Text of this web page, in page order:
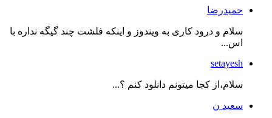
حمیدرضا
سلام و درود کاری به ویندوز و اینکه فلشت چند گیگه نداره با
اس...
setayesh
سلام،از کجا میتونم دانلود کنم ؟...
سعید ن